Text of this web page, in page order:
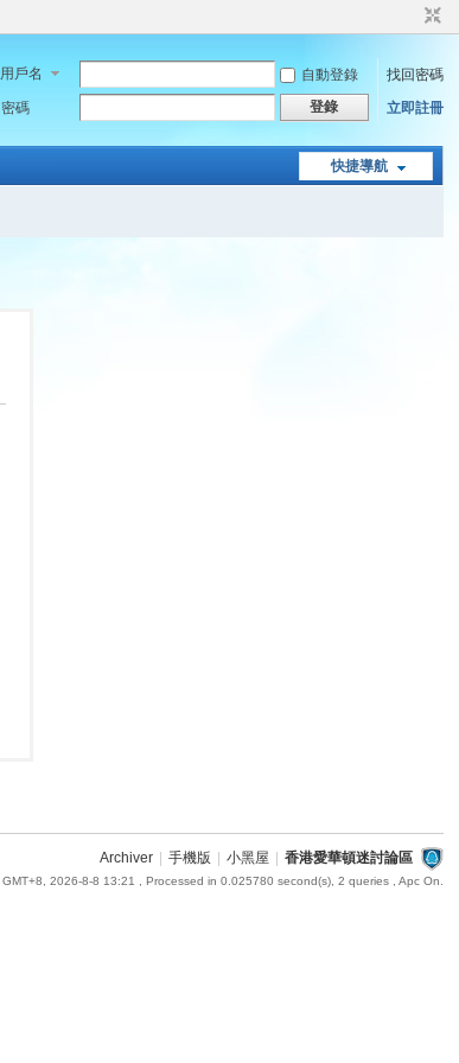
用戶名 自動登錄
找回密碼
密碼
登錄 立即註冊
快捷導航
Archiver 手機版 小黑屋 香港愛華頓迷討論區
GMT+8, 2026-8-8 13:21 , Processed in 0.025780 second(s), 2 queries , Apc On.